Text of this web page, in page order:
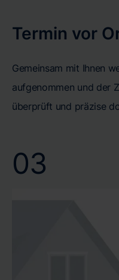
Termin vor
Gemeinsam mit Ihnen
aufgenommen und der
überprüft und präzise
03